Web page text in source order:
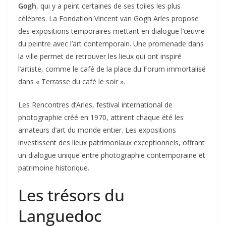
Gogh, qui y a peint certaines de ses toiles les plus
célèbres. La Fondation Vincent van Gogh Arles propose
des expositions temporaires mettant en dialogue l’œuvre
du peintre avec l’art contemporain. Une promenade dans
la ville permet de retrouver les lieux qui ont inspiré
l’artiste, comme le café de la place du Forum immortalisé
dans « Terrasse du café le soir ».
Les Rencontres d’Arles, festival international de
photographie créé en 1970, attirent chaque été les
amateurs d’art du monde entier. Les expositions
investissent des lieux patrimoniaux exceptionnels, offrant
un dialogue unique entre photographie contemporaine et
patrimoine historique.
Les trésors du
Languedoc